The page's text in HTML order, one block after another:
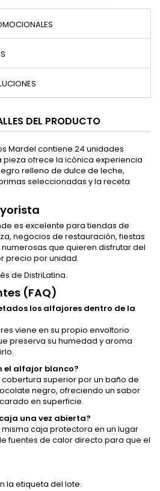
DEL PRODUCTO
Mardel contiene 24 unidades
pieza ofrece la icónica experiencia
relleno de dulce de leche,
seleccionadas y la receta
es excelente para tiendas de
negocios de restauración, fiestas
que quieren disfrutar del
precio por unidad.
de DistriLatina.
(FAQ)
los alfajores dentro de la
viene en su propio envoltorio
preserva su humedad y aroma
el alfajor blanco?
superior por un baño de
negro, ofreciendo un sabor
en superficie.
una vez abierta?
caja protectora en un lugar
fuentes de calor directo para que el
la etiqueta del lote.